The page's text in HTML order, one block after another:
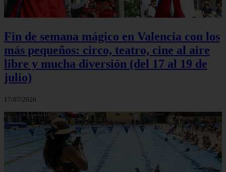
Fin de semana mágico en Valencia con los
más pequeños: circo, teatro, cine al aire
libre y mucha diversión (del 17 al 19 de
julio)
17/07/2026